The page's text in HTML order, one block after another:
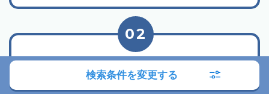
司法書士事務所の詳細を確認
02
検索条件を変更する